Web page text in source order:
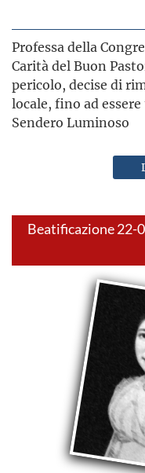
Professa della
Carità del Buon
pericolo, decise di
locale, fino ad
Sendero Luminoso
Beatificazione 22-